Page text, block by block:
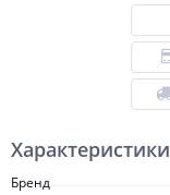
Характеристики
Бренд